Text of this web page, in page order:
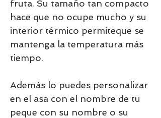
fruta. Su tamaño tan compacto
hace que no ocupe mucho y su
interior térmico permiteque se
mantenga la temperatura más
tiempo.
Además lo puedes personalizar
en el asa con el nombre de tu
peque con su nombre o su